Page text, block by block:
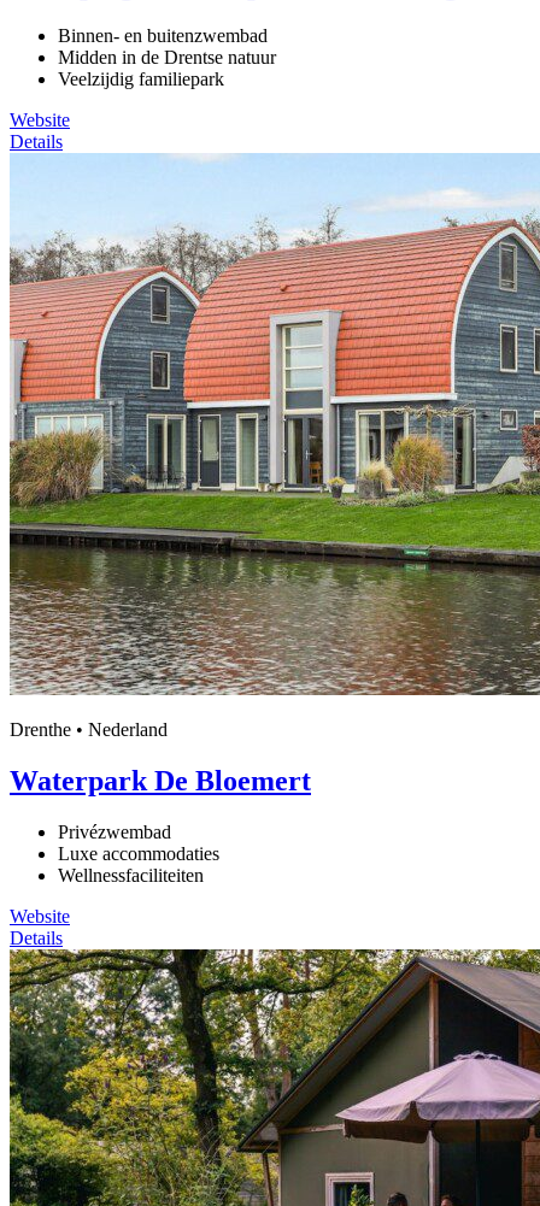
Binnen- en buitenzwembad
Midden in de Drentse natuur
Veelzijdig familiepark
Website
Details
Drenthe • Nederland
Waterpark De Bloemert
Privézwembad
Luxe accommodaties
Wellnessfaciliteiten
Website
Details